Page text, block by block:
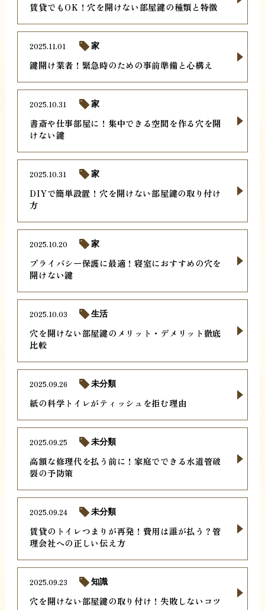
賃貸でもOK！穴を開けない部屋鍵の種類と特徴
鍵開け業者！緊急時のための事前準備と心構え
2025.11.01 家
書斎や仕事部屋に！集中できる空間を作る穴を開
けない鍵
2025.10.31 家
DIYで簡単設置！穴を開けない部屋鍵の取り付け
方
2025.10.31 家
プライバシー保護に最適！寝室におすすめの穴を
開けない鍵
2025.10.20 家
穴を開けない部屋鍵のメリット・デメリット徹底
比較
2025.10.03 生活
紙の科学トイレがティッシュを拒む理由
2025.09.26 未分類
高額な修理代を払う前に！家庭でできる水道管破
裂の予防策
2025.09.25 未分類
賃貸のトイレつまりが再発！費用は誰が払う？管
理会社への正しい伝え方
2025.09.24 未分類
穴を開けない部屋鍵の取り付け！失敗しないコツ
2025.09.23 知識